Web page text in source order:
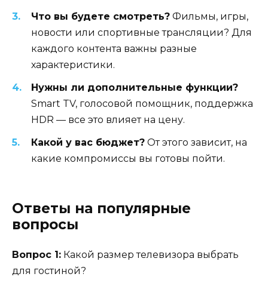
Что вы будете смотреть? Фильмы, игры,
новости или спортивные трансляции? Для
каждого контента важны разные
характеристики.
Нужны ли дополнительные функции?
Smart TV, голосовой помощник, поддержка
HDR — все это влияет на цену.
Какой у вас бюджет? От этого зависит, на
какие компромиссы вы готовы пойти.
Ответы на популярные
вопросы
Вопрос 1: Какой размер телевизора выбрать
для гостиной?